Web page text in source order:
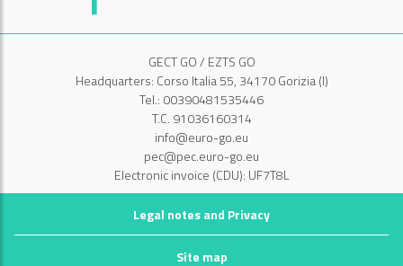
GECT GO / EZTS GO
Headquarters: Corso Italia 55, 34170 Gorizia (I)
Tel.: 00390481535446
T.C. 91036160314
info@euro-go.eu
pec@pec.euro-go.eu
Electronic invoice (CDU): UF7T8L
Legal notes and Privacy
Site map